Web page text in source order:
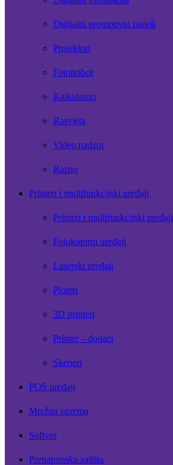
Digitalni promotivni paneli
Projektori
Fotopribor
Kalkulatori
Rasvjeta
Video nadzor
Razno
Printeri i multifunkcijski uređaji
Printeri i multifunkcijski uređaji
Fotokopirni uređaji
Laserski uređaji
Ploteri
3D printeri
Printer – dodaci
Skeneri
POS uređaji
Mrežna oprema
Softver
Prenaponska zaštita